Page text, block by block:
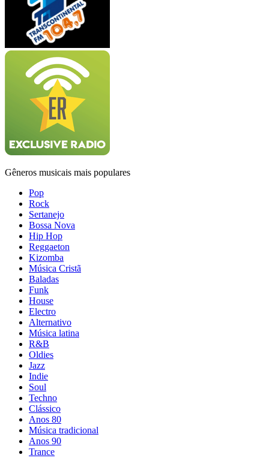
Gêneros musicais mais populares
Pop
Rock
Sertanejo
Bossa Nova
Hip Hop
Reggaeton
Kizomba
Música Cristã
Baladas
Funk
House
Electro
Alternativo
Música latina
R&B
Oldies
Jazz
Indie
Soul
Techno
Clássico
Anos 80
Música tradicional
Anos 90
Trance